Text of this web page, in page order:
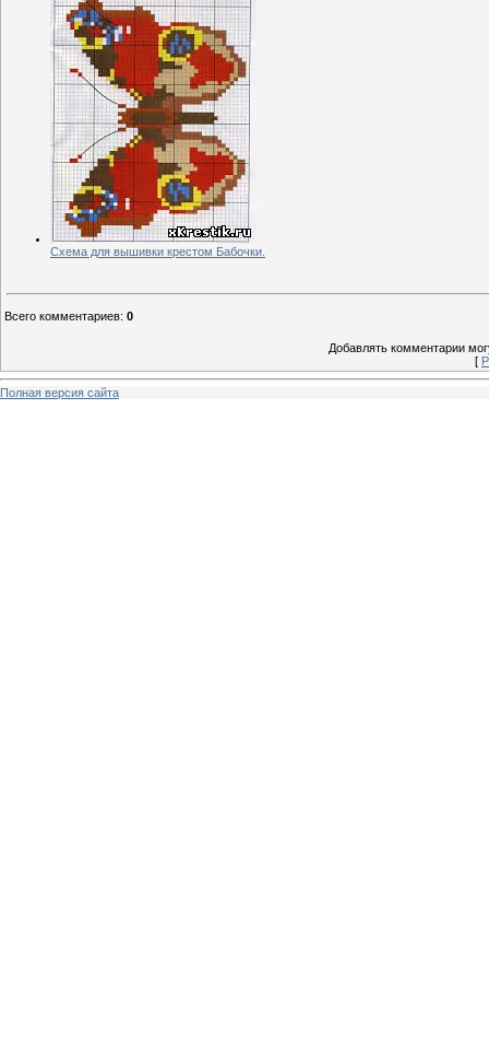
Схема для вышивки крестом Бабочки.
Всего комментариев: 0
Добавлять комментарии
[
Полная версия сайта